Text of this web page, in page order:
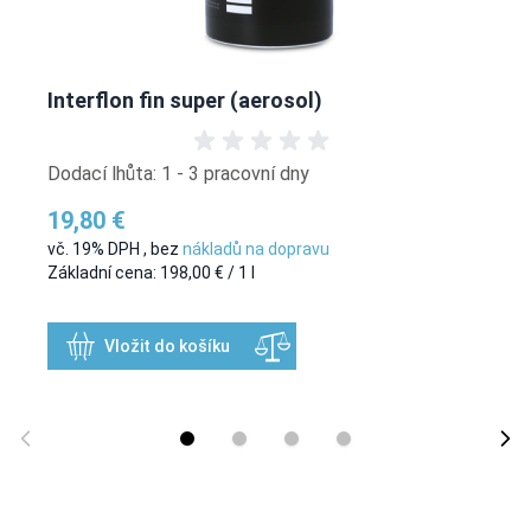
Interflon fin super (aerosol)
Dodací lhůta: 1 - 3 pracovní dny
19,80 €
vč. 19% DPH , bez nákladů na dopravu
Základní cena: 198,00 € / 1 l
Vložit do košíku